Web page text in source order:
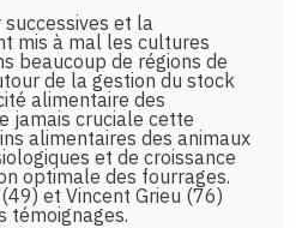
successives et la
mis à mal les cultures
beaucoup de régions de
de la gestion du stock
alimentaire des
jamais cruciale cette
alimentaires des animaux
et de croissance
optimale des fourrages.
et Vincent Grieu (76)
témoignages.